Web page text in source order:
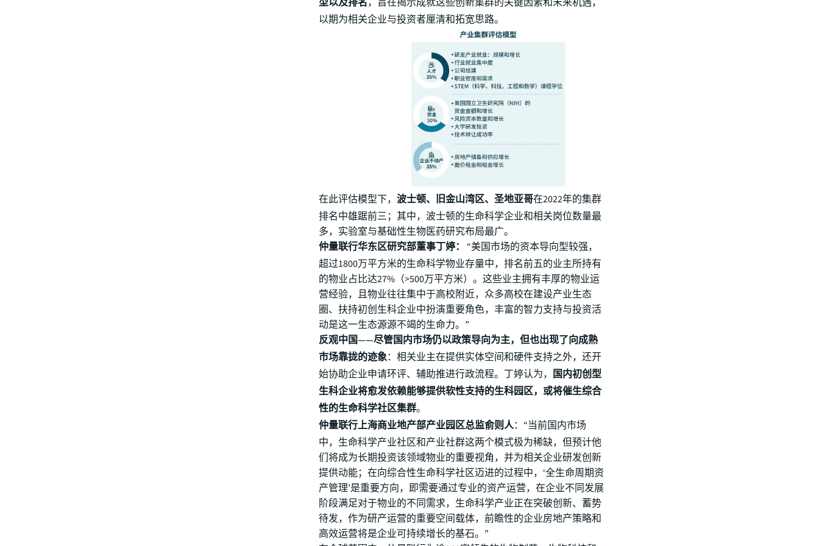
以期为相关企业与投资者厘清和拓宽思路。
在此评估模型下，波士顿、旧金山湾区、圣地亚哥在2022年的集群
排名中雄踞前三；其中，波士顿的生命科学企业和相关岗位数量最
多，实验室与基础性生物医药研究布局最广。
仲量联行华东区研究部董事丁婷：
“美国市场的资本导向型较强，
超过1800万平方米的生命科学物业存量中，排名前五的业主所持有
的物业占比达27%（>500万平方米）。这些业主拥有丰厚的物业运
营经验，且物业往往集中于高校附近，众多高校在建设产业生态
圈、扶持初创生科企业中扮演重要角色，丰富的智力支持与投资活
动是这一生态源源不竭的生命力。”
反观中国——尽管国内市场仍以政策导向为主，但也出现了向成熟
市场靠拢的迹象：相关业主在提供实体空间和硬件支持之外，还开
始协助企业申请环评、辅助推进行政流程。丁婷认为， 国内初创型
生科企业将愈发依赖能够提供软性支持的生科园区，或将催生综合
性的生命科学社区集群。
仲量联行上海商业地产部产业园区总监俞则人：“当前国内市场
中，生命科学产业社区和产业社群这两个模式极为稀缺，但预计他
们将成为长期投资该领域物业的重要视角，并为相关企业研发创新
提供动能；在向综合性生命科学社区迈进的过程中，‘全生命周期资
产管理’是重要方向，即需要通过专业的资产运营，在企业不同发展
阶段满足对于物业的不同需求，生命科学产业正在突破创新、蓄势
待发，作为研产运营的重要空间载体，前瞻性的企业房地产策略和
高效运营将是企业可持续增长的基石。”